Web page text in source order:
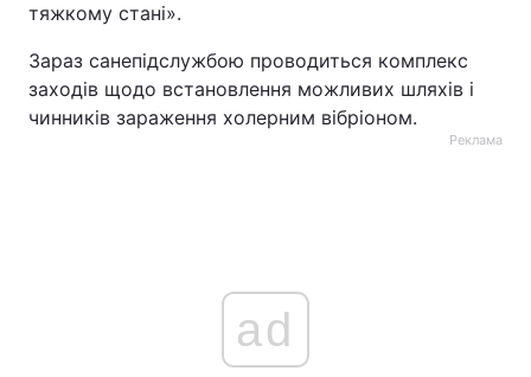
тяжкому стані».
Зараз санепідслужбою проводиться комплекс
заходів щодо встановлення можливих шляхів і
чинників зараження холерним вібріоном.
Реклама
ad